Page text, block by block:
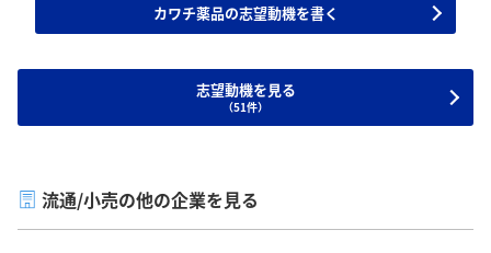
カワチ薬品の志望動機を書く
志望動機を見る
（51件）
流通/小売の他の企業を見る